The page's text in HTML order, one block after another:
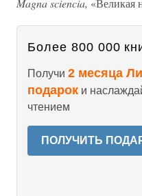
Magna sciencia, «Великая
Более 800 000
Получи 2 месяца
подарок и
чтением
ПОЛУЧИТЬ